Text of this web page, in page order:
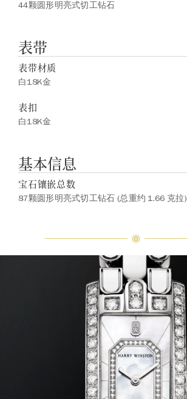
44颗圆形明亮式切工钻石
表带
表带材质
白18K金
表扣
白18K金
基本信息
宝石镶嵌总数
87颗圆形明亮式切工钻石 (总重约 1.66 克拉)